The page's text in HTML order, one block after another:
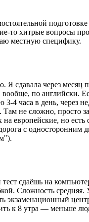
подготовке
то хитрые вопросы
местную специфику.
Я сдавала через месяц
вообще, по английски.
4 часа в день, через
Там не сложно, просто
европейские, но есть
с односторонним
сдаёшь на
Сложность средняя.
экзаменационный
к 8 утра — меньше